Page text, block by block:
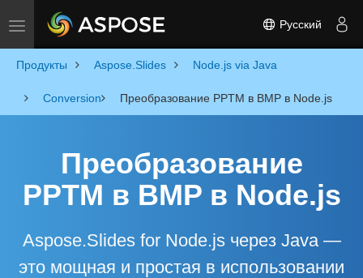
Toggle navigation Русский
Продукты Aspose.Slides Node.js via Java
Conversion Преобразование PPTM в BMP в Node.js
Преобразование
PPTM в BMP в Node.js
Aspose.Slides for Node.js через Java —
это мощная и простая в использовании